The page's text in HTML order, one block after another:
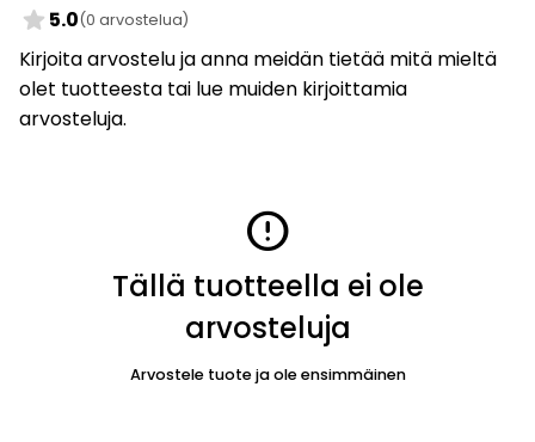
star 5.0(0 arvostelua)
Kirjoita arvostelu ja anna meidän tietää mitä mieltä
olet tuotteesta tai lue muiden kirjoittamia
arvosteluja.
error
Tällä tuotteella ei ole
arvosteluja
Arvostele tuote ja ole ensimmäinen